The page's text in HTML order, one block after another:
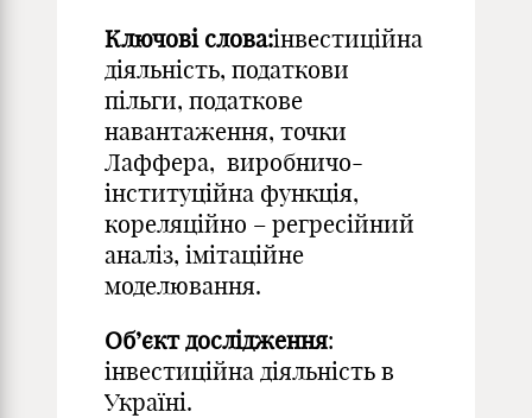
Ключові слова:інвестиційна
діяльність, податкови
пільги, податкове
навантаження, точки
Лаффера, виробничо-
інституційна функція,
кореляційно – регресійний
аналіз, імітаційне
моделювання.
Об’єкт дослідження:
інвестиційна діяльність в
Україні.